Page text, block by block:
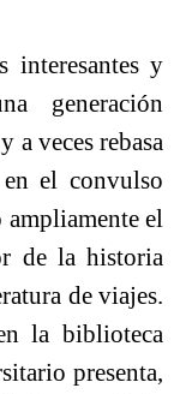
interesantes y
generación
a veces rebasa
el convulso
el
de la historia
de viajes.
la biblioteca
presenta,